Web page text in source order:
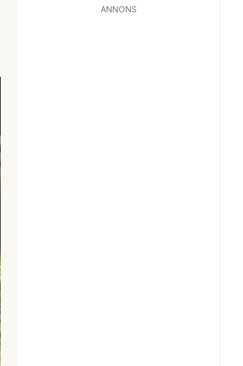
ANNONS